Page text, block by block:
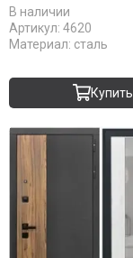
В наличии
Артикул: 4620
Материал: сталь
Купить